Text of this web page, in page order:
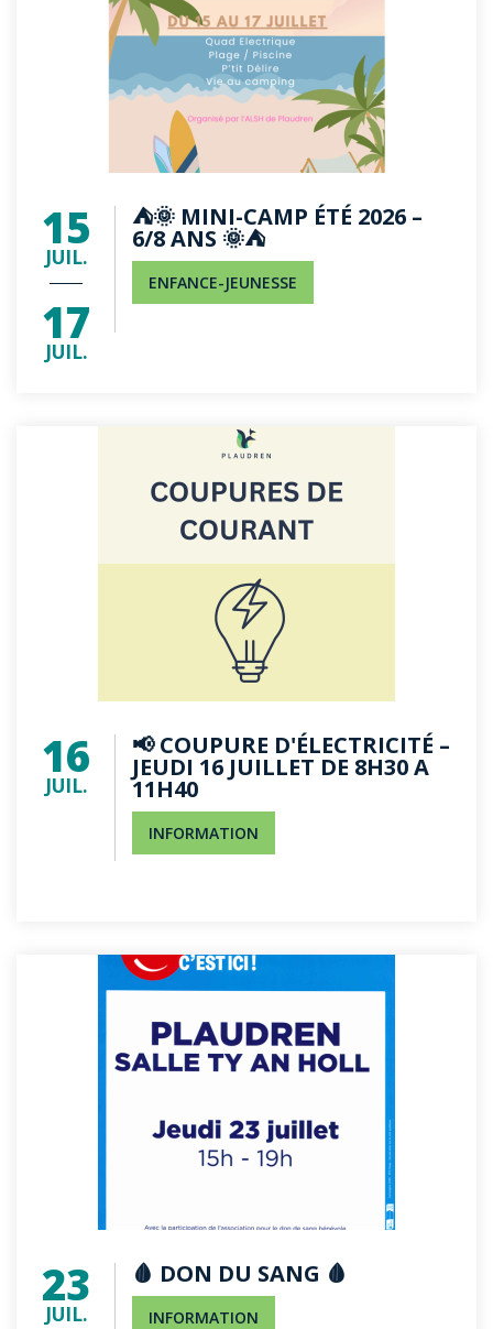
15
JUIL.
17
JUIL.
⛺🌞 MINI-CAMP ÉTÉ 2026 –
6/8 ANS 🌞⛺
ENFANCE-JEUNESSE
16
JUIL.
📢 COUPURE D'ÉLECTRICITÉ –
JEUDI 16 JUILLET DE 8H30 A
11H40
INFORMATION
23
JUIL.
🩸 DON DU SANG 🩸
INFORMATION